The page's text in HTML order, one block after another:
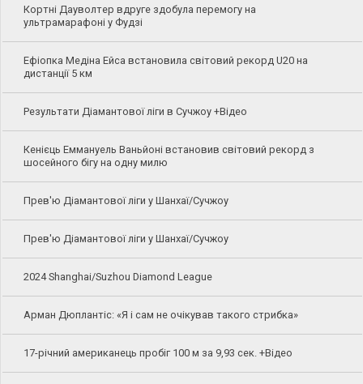
Кортні Дауволтер вдруге здобула перемогу на
ультрамарафоні у Фудзі
Ефіопка Медіна Ейса встановила світовий рекорд U20 на
дистанції 5 км
Результати Діамантової ліги в Сучжоу +Відео
Кенієць Еммануель Ваньйоні встановив світовий рекорд з
шосейного бігу на одну милю
Прев'ю Діамантової ліги у Шанхаї/Сучжоу
Прев'ю Діамантової ліги у Шанхаї/Сучжоу
2024 Shanghai/Suzhou Diamond League
Арман Дюплантіс: «Я і сам не очікував такого стрибка»
17-річний американець пробіг 100 м за 9,93 сек. +Відео